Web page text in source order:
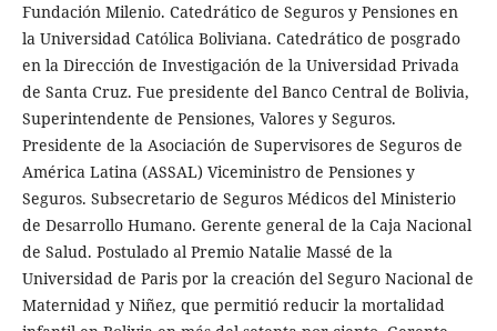
Fundación Milenio. Catedrático de Seguros y Pensiones en
la Universidad Católica Boliviana. Catedrático de posgrado
en la Dirección de Investigación de la Universidad Privada
de Santa Cruz. Fue presidente del Banco Central de Bolivia,
Superintendente de Pensiones, Valores y Seguros.
Presidente de la Asociación de Supervisores de Seguros de
América Latina (ASSAL) Viceministro de Pensiones y
Seguros. Subsecretario de Seguros Médicos del Ministerio
de Desarrollo Humano. Gerente general de la Caja Nacional
de Salud. Postulado al Premio Natalie Massé de la
Universidad de Paris por la creación del Seguro Nacional de
Maternidad y Niñez, que permitió reducir la mortalidad